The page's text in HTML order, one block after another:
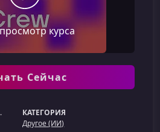
курса
Сейчас
КАТЕГОРИЯ
Другое (ИИ)